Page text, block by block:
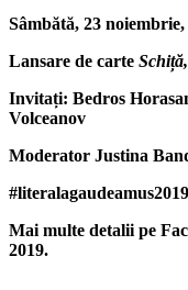
Sâmbătă, 23
Lansare de carte Schiță,
Invitați: Bedros
Volceanov
Moderator Justina
#literalagaudeamus2019
Mai multe detalii pe
2019.